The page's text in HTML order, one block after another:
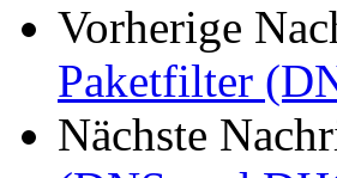
Vorherige
Paketfilter
Nächste